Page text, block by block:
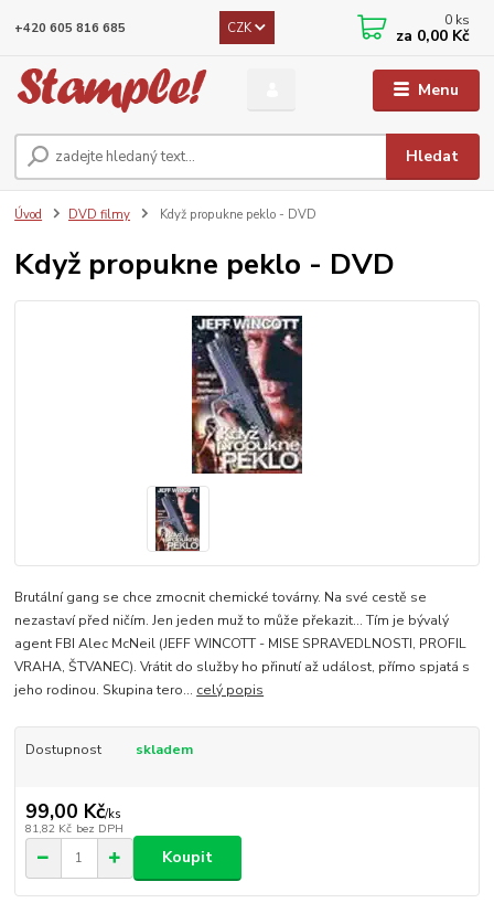
Menu
CZK
Hledat
+420 605 816 685 0 ks
za 0,00 Kč
Úvod DVD filmy Když propukne peklo - DVD
Když propukne peklo - DVD
Brutální gang se chce zmocnit chemické továrny. Na své cestě se
nezastaví před ničím. Jen jeden muž to může překazit... Tím je bývalý
agent FBI Alec McNeil (JEFF WINCOTT - MISE SPRAVEDLNOSTI, PROFIL
VRAHA, ŠTVANEC). Vrátit do služby ho přinutí až událost, přímo spjatá s
jeho rodinou. Skupina tero... celý popis
Dostupnost skladem
99,00 Kč/ks
81,82 Kč bez DPH
Koupit